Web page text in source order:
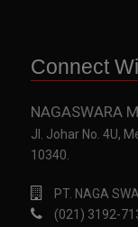
Connect
NAGASWARA
Jl. Johar No. 4U,
10340.
PT. NAGA
(021) 3192-